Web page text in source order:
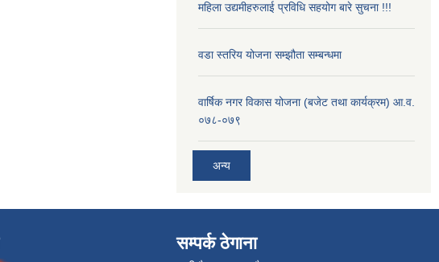
महिला उद्यमीहरुलाई प्रविधि सहयोग बारे सुचना !!!
वडा स्तरिय योजना सम्झौता सम्बन्धमा
वार्षिक नगर विकास योजना (बजेट तथा कार्यक्रम) आ.व.
०७८-०७९
अन्य
सम्पर्क ठेगाना